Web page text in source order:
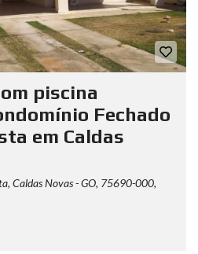
piscina
Fechado
em Caldas
Caldas Novas - GO, 75690-000,